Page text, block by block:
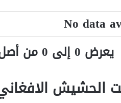
No data
يعرض 0 إلى 0 من أصل 0 سجلّ
الحشيش